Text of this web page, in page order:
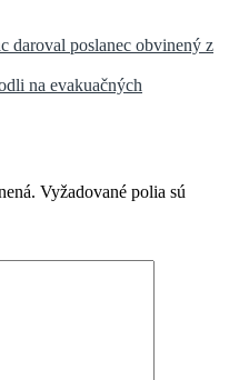
daroval poslanec obvinený z
na evakuačných
Vyžadované polia sú